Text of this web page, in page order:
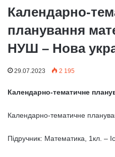
Календарно-
планування
НУШ – Нова
29.07.2023 2 195
Календарно-тематичне
Календарно-тематичне
Підручник: Математика, 1кл. –